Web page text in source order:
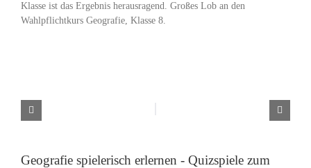
Klasse ist das Ergebnis herausragend. Großes Lob an den
Wahlpflichtkurs Geografie, Klasse 8.
Geografie spielerisch erlernen - Quizspiele zum